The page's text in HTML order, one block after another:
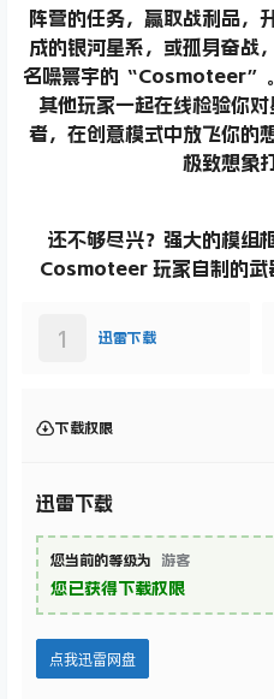
阵营的任务，赢取战利品，
成的银河星系，或孤身奋战
名噪寰宇的“Cosmoteer”。
其他玩家一起在线检验你
者，在创意模式中放飞你的
极致想象
还不够尽兴？ 强大的模组
Cosmoteer 玩家自制的武
迅雷下载
1
下载权限
迅雷下载
您当前的等级为 游客
您已获得下载权限
点我迅雷网盘